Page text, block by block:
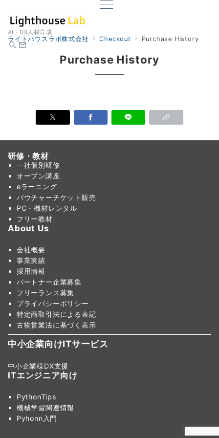
AI・DX人材育成
ライトハウスラボ株式会社 Checkout Purchase History
Purchase History
研修・教材
一社個別研修
オープン講座
eラーニング
バウチャーチケット販売
PC・機材レンタル
フリー教材
About Us
会社概要
事業実績
採用情報
パートナー企業募集
フリーランス募集
プライバシーポリシー
特定商取引法による表記
古物営業法に基づく表示
中小企業向けITサービス
中小企業様DX支援
ITエンジニア向け
PythonTips
機械学習関連情報
Pyhonn入門